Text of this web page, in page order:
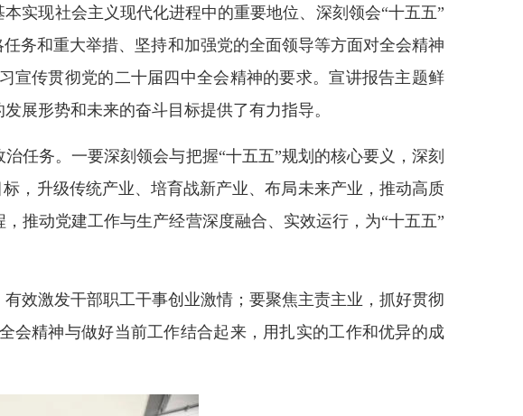
实现社会主义现代化进程中的重要地位、深刻领会“十五五”
务和重大举措、坚持和加强党的全面领导等方面对全会精神
宣传贯彻党的二十届四中全会精神的要求。宣讲报告主题鲜
展形势和未来的奋斗目标提供了有力指导。
任务。一要深刻领会与把握“十五五”规划的核心要义，深刻
，升级传统产业、培育战新产业、布局未来产业，推动高质
推动党建工作与生产经营深度融合、实效运行，为“十五五”
效激发干部职工干事创业激情；要聚焦主责主业，抓好贯彻
会精神与做好当前工作结合起来，用扎实的工作和优异的成